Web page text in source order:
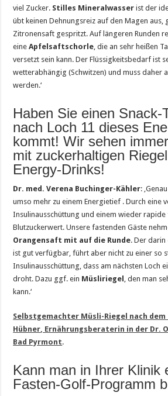
viel Zucker. Stilles Mineralwasser ist der
übt keinen Dehnungsreiz auf den Magen aus,
Zitronensaft gespritzt. Auf längeren Runden
eineApfelsaftschorle , die an sehr heißen
versetzt sein kann. Der Flüssigkeitsbedarf ist
wetterabhängig (Schwitzen) und muss daher
werden.‘
Haben Sie einen Snack-
nach Loch 11 dieses
kommt! Wir sehen
mit zuckerhaltigen
Energy-Drinks!
Dr. med. Verena Buchinger-Kähler:
umso mehr zu einem Energietief . Durch eine
Insulinausschüttung und einem wieder rapide
Blutzuckerwert. Unsere fastenden Gäste
Orangensaft mit auf die Runde. Der darin
ist gut verfügbar, führt aber nicht zu einer so
Insulinausschüttung, dass am nächsten Loch
droht. Dazu ggf. ein Müsliriegel , den man
kann.‘
Selbstgemachter Müsli-Riegel nach
Hübner , Ernährungsberaterin in der Dr.
Bad Pyrmont.
Kann man in Ihrer Klinik
Fasten-Golf-Programm